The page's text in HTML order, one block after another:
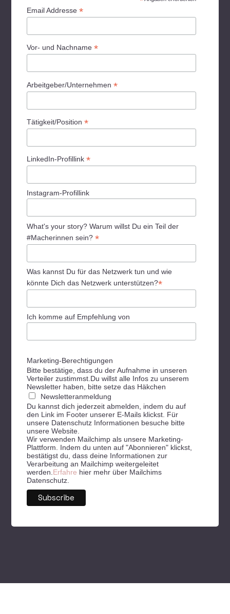
Email Addresse*
Vor- und Nachname*
Arbeitgeber/Unternehmen*
Tätigkeit/Position*
LinkedIn-Profillink*
Instagram-Profillink
What's your story? Warum willst Du ein Teil der
#Macherinnen sein?*
Was kannst Du für das Netzwerk tun und wie
könnte Dich das Netzwerk unterstützen?*
Ich komme auf Empfehlung von
Marketing-Berechtigungen
Bitte bestätige, dass du der Aufnahme in unseren
Verteiler zustimmst.Du willst alle Infos zu unserem
Newsletter haben, bitte setze das Häkchen
Newsletteranmeldung
Du kannst dich jederzeit abmelden, indem du auf
den Link im Footer unserer E-Mails klickst. Für
unsere Datenschutz Informationen besuche bitte
unsere Website.
Wir verwenden Mailchimp als unsere Marketing-
Plattform. Indem du unten auf "Abonnieren" klickst,
bestätigst du, dass deine Informationen zur
Verarbeitung an Mailchimp weitergeleitet
werden. Erfahre hier mehr über Mailchims
Datenschutz.